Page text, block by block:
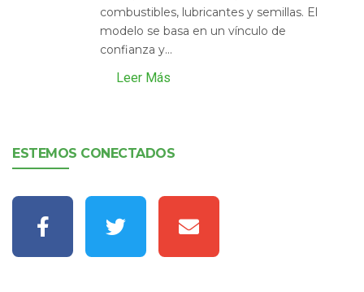
combustibles, lubricantes y semillas. El
modelo se basa en un vínculo de
confianza y...
Leer Más
ESTEMOS CONECTADOS